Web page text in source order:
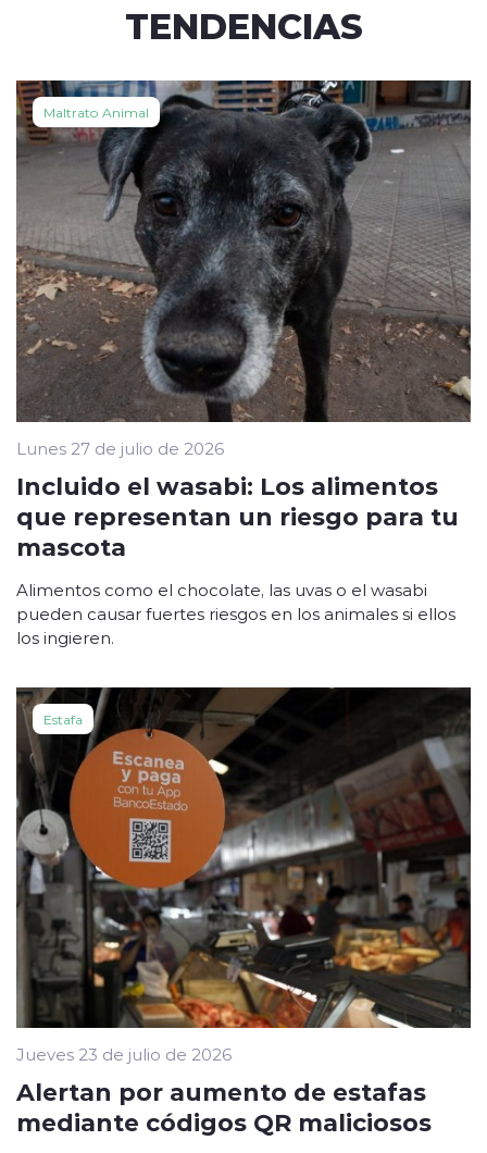
TENDENCIAS
Maltrato Animal
Lunes 27 de julio de 2026
Incluido el wasabi: Los alimentos
que representan un riesgo para tu
mascota
Alimentos como el chocolate, las uvas o el wasabi
pueden causar fuertes riesgos en los animales si ellos
los ingieren.
Estafa
Jueves 23 de julio de 2026
Alertan por aumento de estafas
mediante códigos QR maliciosos